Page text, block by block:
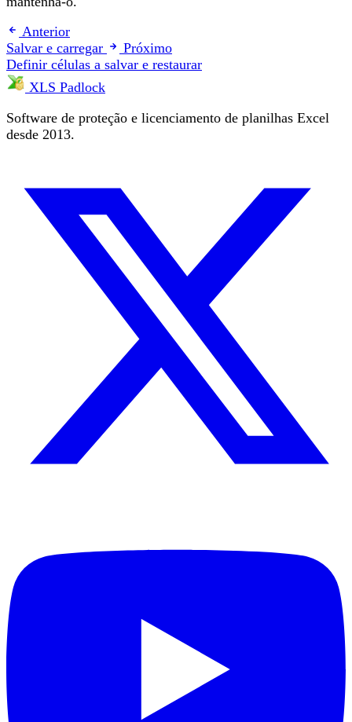
Anterior
Salvar e carregar
Próximo
Definir células a salvar e restaurar
XLS Padlock
Software de proteção e licenciamento de planilhas Excel
desde 2013.